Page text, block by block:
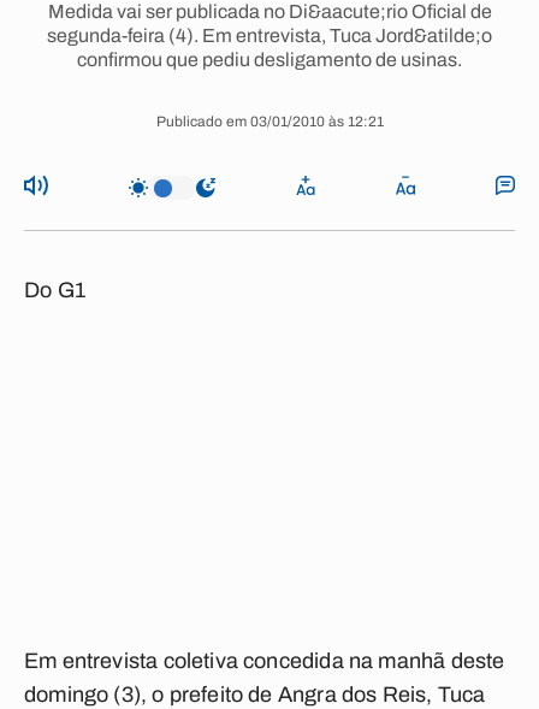
Medida vai ser publicada no Di&aacute;rio Oficial de
segunda-feira (4). Em entrevista, Tuca Jord&atilde;o
confirmou que pediu desligamento de usinas.
Publicado em 03/01/2010 às 12:21
Do G1
Em entrevista coletiva concedida na manhã deste
domingo (3), o prefeito de Angra dos Reis, Tuca